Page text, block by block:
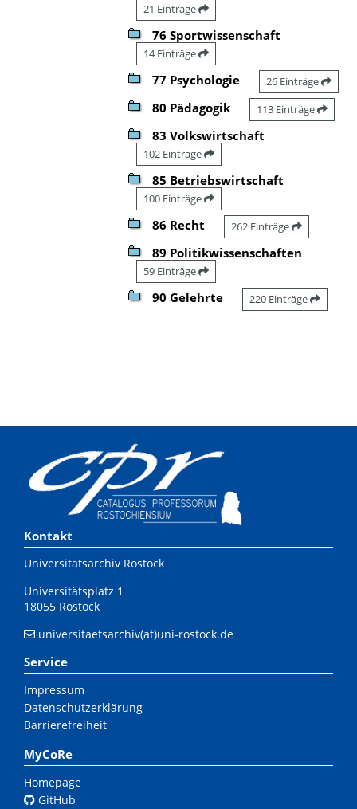
21 Einträge
76 Sportwissenschaft
14 Einträge
77 Psychologie 26 Einträge
80 Pädagogik 113 Einträge
83 Volkswirtschaft
102 Einträge
85 Betriebswirtschaft
100 Einträge
86 Recht 262 Einträge
89 Politikwissenschaften
59 Einträge
90 Gelehrte 220 Einträge
Kontakt
Universitätsarchiv Rostock
Universitätsplatz 1
18055 Rostock
universitaetsarchiv(at)uni-rostock.de
Service
Impressum
Datenschutzerklärung
Barrierefreiheit
MyCoRe
Homepage
GitHub